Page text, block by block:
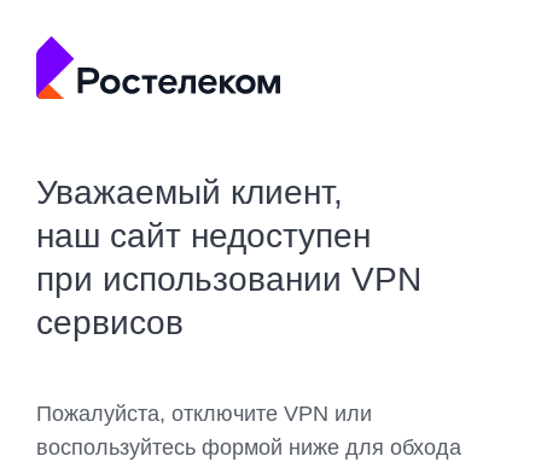
Уважаемый клиент,
наш сайт недоступен
при использовании VPN
сервисов
Пожалуйста, отключите VPN или
воспользуйтесь формой ниже для обхода